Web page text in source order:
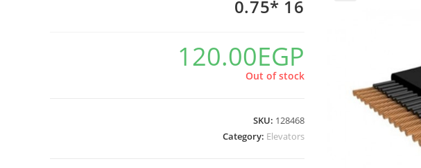
16 *0.75
120.00EGP
Out of stock
SKU: 128468
Category: Elevators